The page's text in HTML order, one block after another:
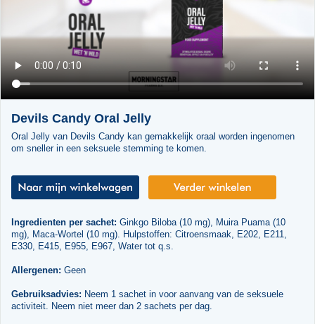
Devils Candy Oral Jelly
Oral Jelly van Devils Candy kan gemakkelijk oraal worden ingenomen
om sneller in een seksuele stemming te komen.
Ingredienten per sachet: Ginkgo Biloba (10 mg), Muira Puama (10
mg), Maca-Wortel (10 mg). Hulpstoffen: Citroensmaak, E202, E211,
E330, E415, E955, E967, Water tot q.s.
Allergenen: Geen
Gebruiksadvies: Neem 1 sachet in voor aanvang van de seksuele
activiteit. Neem niet meer dan 2 sachets per dag.